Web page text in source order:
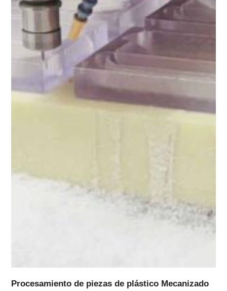
Procesamiento de piezas de plástico Mecanizado